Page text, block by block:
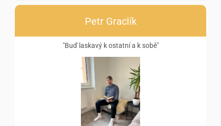
Petr Graclík
"Buď laskavý k ostatní a k sobě"